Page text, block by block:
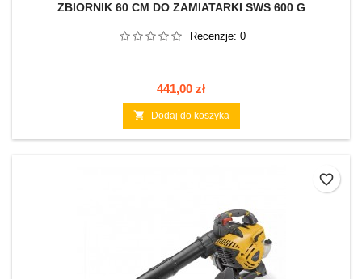
ZBIORNIK 60 CM DO ZAMIATARKI SWS 600 G
Recenzje: 0
Cena
441,00 zł
 Dodaj do koszyka
favorite_border